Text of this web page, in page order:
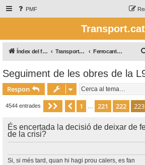
PMF
Transport.cat
Índex del fòrum Transport Ferroviari / Transporte Ferroviario Ferrocarril àrea Barcelona
Seguiment de les obres de la
Respon
4544 entrades Pàgina 223 de228
Anterior
1 221 222 223
És encertada la decisió de deixar de
de la crisi?
Si, si més tard, quan hi hagi prou calers, es fan